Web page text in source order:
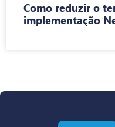
Como reduzir o
implementação